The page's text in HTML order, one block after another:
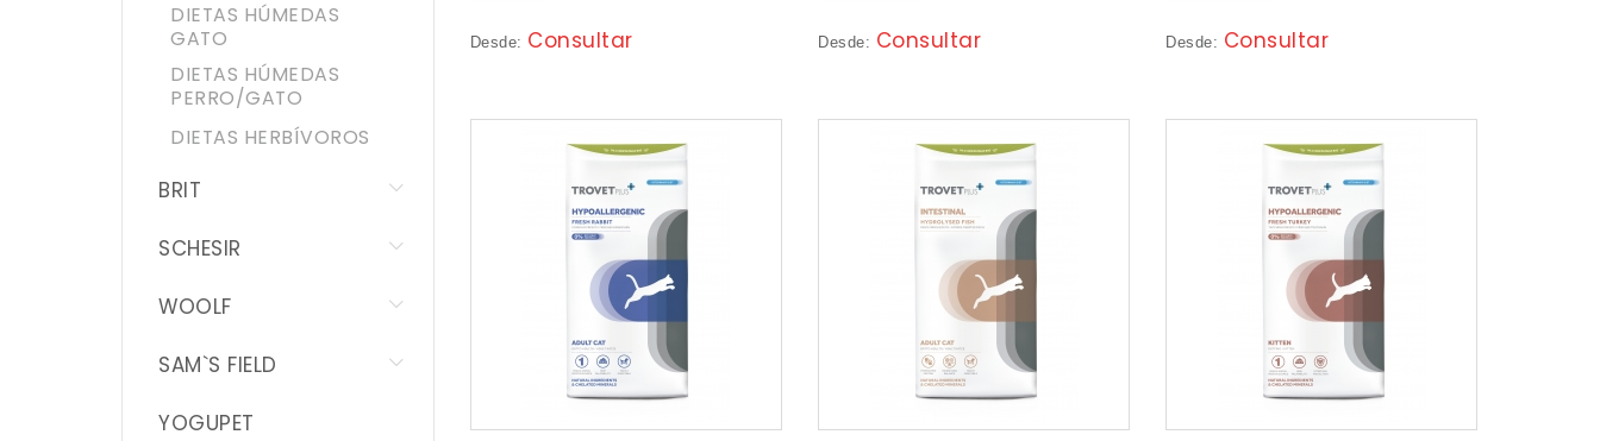
DIETAS HÚMEDAS
GATO
DIETAS HÚMEDAS
PERRO/GATO
DIETAS HERBÍVOROS
BRIT
SCHESIR
WOOLF
SAM`S FIELD
YOGUPET
Desde: Consultar Desde: Consultar Desde: Consultar